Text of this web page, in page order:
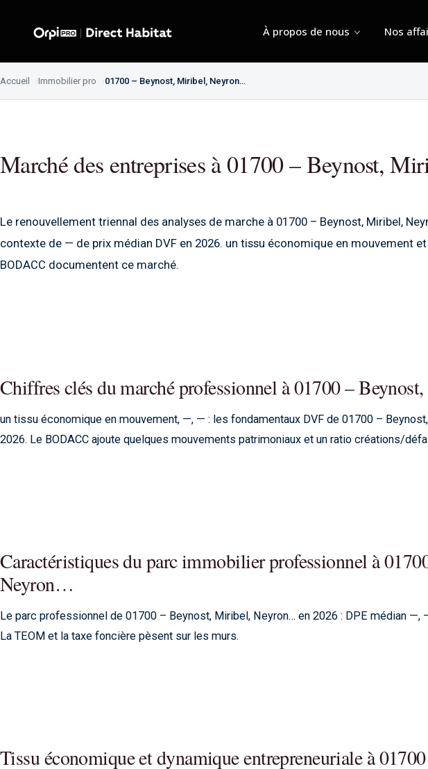
À propos de nous Nos
Accueil Immobilier pro 01700 – Beynost, Miribel, Neyron…
Marché des entreprises à 01700 – Beynost,
Le renouvellement triennal des analyses de marche à 01700 – Beynost, Miribel,
contexte de — de prix médian DVF en 2026. un tissu économique en mouvement
BODACC documentent ce marché.
Chiffres clés du marché professionnel à 01700 –
un tissu économique en mouvement, —, — : les fondamentaux DVF de 01700 –
2026. Le BODACC ajoute quelques mouvements patrimoniaux et un ratio créations/
Caractéristiques du parc immobilier professionnel à
Neyron…
Le parc professionnel de 01700 – Beynost, Miribel, Neyron… en 2026 : DPE médian —,
La TEOM et la taxe foncière pèsent sur les murs.
Tissu économique et dynamique entrepreneuriale à